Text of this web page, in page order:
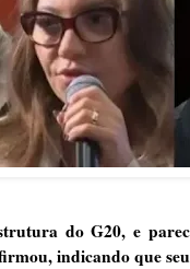
do G20, e
indicando que